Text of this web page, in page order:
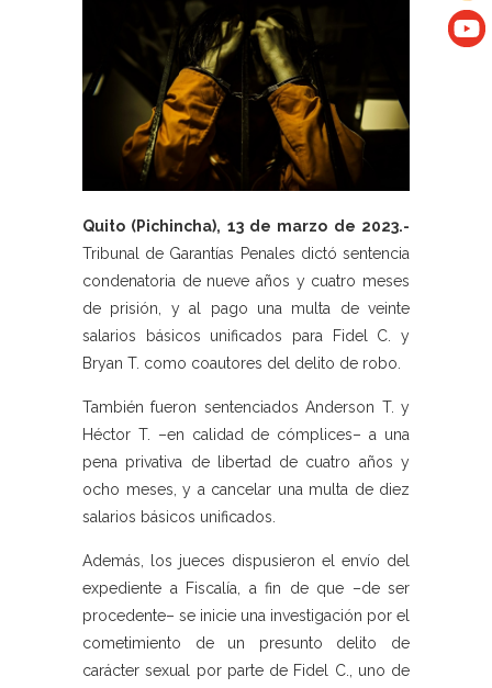
Quito (Pichincha), 13 de marzo de 2023.-
Tribunal de Garantías Penales dictó sentencia
condenatoria de nueve años y cuatro meses
de prisión, y al pago una multa de veinte
salarios básicos unificados para Fidel C. y
Bryan T. como coautores del delito de robo.
También fueron sentenciados Anderson T. y
Héctor T. –en calidad de cómplices– a una
pena privativa de libertad de cuatro años y
ocho meses, y a cancelar una multa de diez
salarios básicos unificados.
Además, los jueces dispusieron el envío del
expediente a Fiscalía, a fin de que –de ser
procedente– se inicie una investigación por el
cometimiento de un presunto delito de
carácter sexual por parte de Fidel C., uno de